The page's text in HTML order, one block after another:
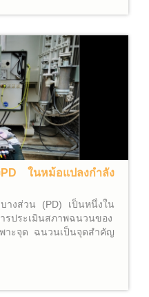
PD ในหม้อแปลงกำลัง
างส่วน (PD) เป็นหนึ่งใน
รประเมินสภาพฉนวนของ
าะจุด ฉนวนเป็นจุดสำคัญ
กอบติดตั้ง นั้นอาจทำให้
ด PD นั้นสามารถเร่ง